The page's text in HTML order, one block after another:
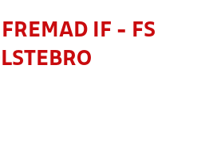
FREMAD IF - FS